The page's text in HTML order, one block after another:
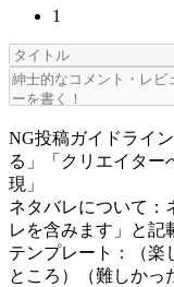
1
NG投稿ガイドライ
る」「クリエイター
現」
ネタバレについて：
レを含みます」と記
テンプレート：（楽
ところ）（難しかっ